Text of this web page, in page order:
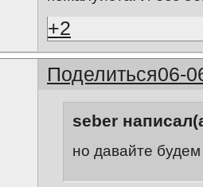
+2
Поделиться06-
seber
но давайте